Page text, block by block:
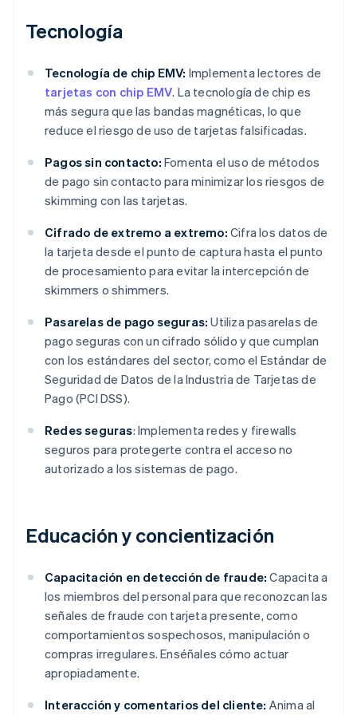
Tecnología
Tecnología de chip EMV: Implementa lectores de
tarjetas con chip EMV. La tecnología de chip es
más segura que las bandas magnéticas, lo que
reduce el riesgo de uso de tarjetas falsificadas.
Pagos sin contacto: Fomenta el uso de métodos
de pago sin contacto para minimizar los riesgos de
skimming con las tarjetas.
Cifrado de extremo a extremo: Cifra los datos de
la tarjeta desde el punto de captura hasta el punto
de procesamiento para evitar la intercepción de
skimmers o shimmers.
Pasarelas de pago seguras: Utiliza pasarelas de
pago seguras con un cifrado sólido y que cumplan
con los estándares del sector, como el Estándar de
Seguridad de Datos de la Industria de Tarjetas de
Pago (PCI DSS).
Redes seguras: Implementa redes y firewalls
seguros para protegerte contra el acceso no
autorizado a los sistemas de pago.
Educación y concientización
Capacitación en detección de fraude: Capacita a
los miembros del personal para que reconozcan las
señales de fraude con tarjeta presente, como
comportamientos sospechosos, manipulación o
compras irregulares. Enséñales cómo actuar
apropiadamente.
Interacción y comentarios del cliente: Anima al